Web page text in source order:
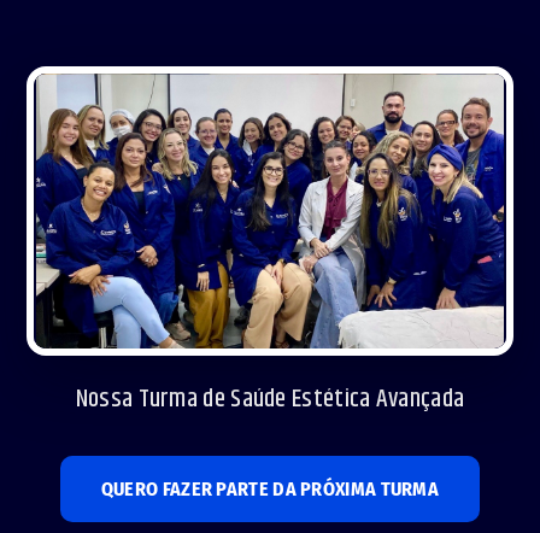
Nossa Turma de Saúde Estética Avançada
QUERO FAZER PARTE DA PRÓXIMA TURMA